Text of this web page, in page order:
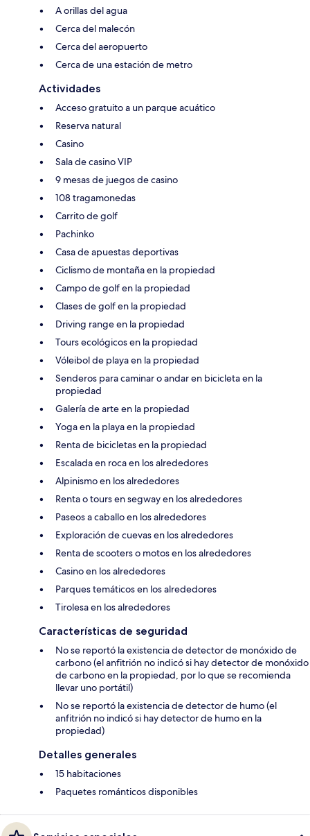
A orillas del agua
Cerca del malecón
Cerca del aeropuerto
Cerca de una estación de metro
Actividades
Acceso gratuito a un parque acuático
Reserva natural
Casino
Sala de casino VIP
9 mesas de juegos de casino
108 tragamonedas
Carrito de golf
Pachinko
Casa de apuestas deportivas
Ciclismo de montaña en la propiedad
Campo de golf en la propiedad
Clases de golf en la propiedad
Driving range en la propiedad
Tours ecológicos en la propiedad
Vóleibol de playa en la propiedad
Senderos para caminar o andar en bicicleta en la
propiedad
Galería de arte en la propiedad
Yoga en la playa en la propiedad
Renta de bicicletas en la propiedad
Escalada en roca en los alrededores
Alpinismo en los alrededores
Renta o tours en segway en los alrededores
Paseos a caballo en los alrededores
Exploración de cuevas en los alrededores
Renta de scooters o motos en los alrededores
Casino en los alrededores
Parques temáticos en los alrededores
Tirolesa en los alrededores
Características de seguridad
No se reportó la existencia de detector de monóxido de
carbono (el anfitrión no indicó si hay detector de monóxido
de carbono en la propiedad, por lo que se recomienda
llevar uno portátil)
No se reportó la existencia de detector de humo (el
anfitrión no indicó si hay detector de humo en la
propiedad)
Detalles generales
15 habitaciones
Paquetes románticos disponibles